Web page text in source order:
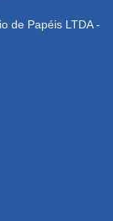
de Papéis LTDA -